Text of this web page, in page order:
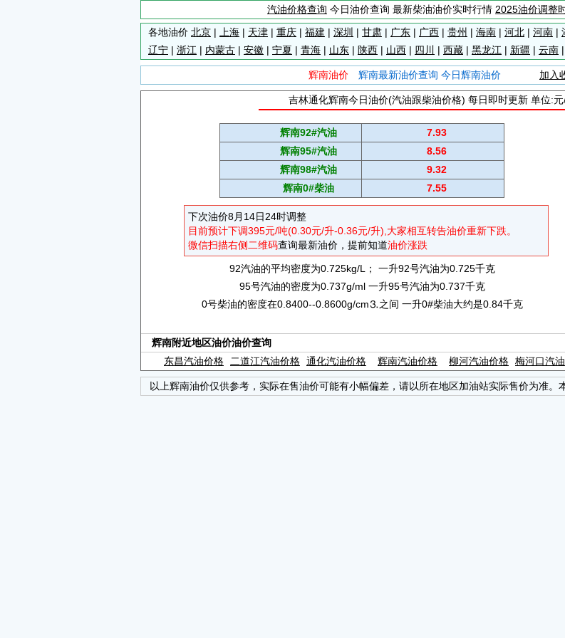
汽油价格查询 今日油价查询 最新柴油油价实时行情 2025油价调整
各地油价 北京 | 上海 | 天津 | 重庆 | 福建 | 深圳 | 甘肃 | 广东 | 广西 | 贵州 | 海南 | 河北 | 河南 |
辽宁 | 浙江 | 内蒙古 | 安徽 | 宁夏 | 青海 | 山东 | 陕西 | 山西 | 四川 | 西藏 | 黑龙江 | 新疆 | 云南 |
辉南油价 辉南最新油价查询 今日辉南油价 加入
吉林通化辉南今日油价(汽油跟柴油价格) 每日即时更新 单位:元
辉南92#汽油
7.93
辉南95#汽油
8.56
辉南98#汽油
9.32
辉南0#柴油
7.55
下次油价8月14日24时调整
目前预计下调395元/吨(0.30元/升-0.36元/升),大家相互转告油价重新下跌。
微信扫描右侧二维码查询最新油价，提前知道油价涨跌
92汽油的平均密度为0.725kg/L； 一升92号汽油为0.725千克
95号汽油的密度为0.737g/ml 一升95号汽油为0.737千克
0号柴油的密度在0.8400--0.8600g/cm⒊之间 一升0#柴油大约是0.84千克
辉南附近地区油价油价查询
东昌汽油价格
二道江汽油价格 通化汽油价格 辉南汽油价格 柳河汽油价格 梅河口汽
以上辉南油价仅供参考，实际在售油价可能有小幅偏差，请以所在地区加油站实际售价为准。